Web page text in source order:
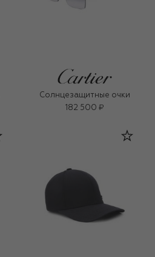
Солнцезащитные очки
182 500 ₽